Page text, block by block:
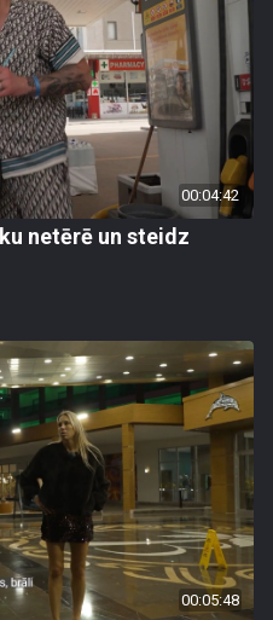
00:04:42
netērē un steidz
00:05:48